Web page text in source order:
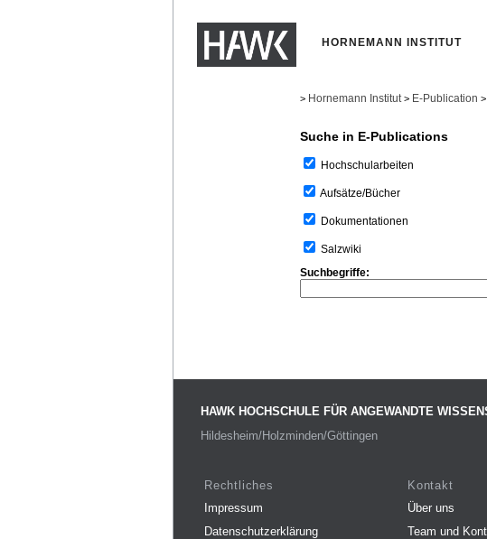
HORNEMANN INSTITUT
> Hornemann Institut > E-Publication >
Suche in E-Publications
Hochschularbeiten
Aufsätze/Bücher
Dokumentationen
Salzwiki
Suchbegriffe:
HAWK HOCHSCHULE FÜR ANGEWANDTE
Hildesheim/Holzminden/Göttingen
Rechtliches
Impressum
Datenschutzerklärung
Kontakt
Über uns
Team und